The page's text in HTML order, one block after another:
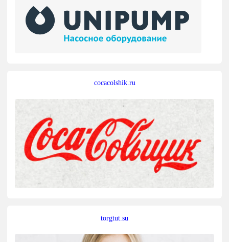
cocacolshik.ru
torgtut.su